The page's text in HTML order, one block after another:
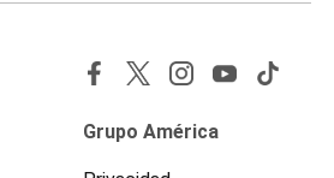
Grupo América